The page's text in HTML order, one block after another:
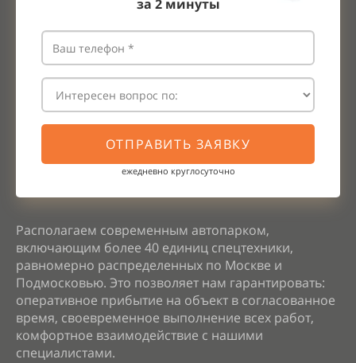
за 2 минуты
ОТПРАВИТЬ ЗАЯВКУ
ежедневно круглосуточно
Располагаем современным автопарком,
включающим более 40 единиц спецтехники,
равномерно распределенных по Москве и
Подмосковью. Это позволяет нам гарантировать:
оперативное прибытие на объект в согласованное
время, своевременное выполнение всех работ,
комфортное взаимодействие с нашими
специалистами.